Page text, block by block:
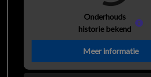
Onderhouds
historie bekend
Meer informatie